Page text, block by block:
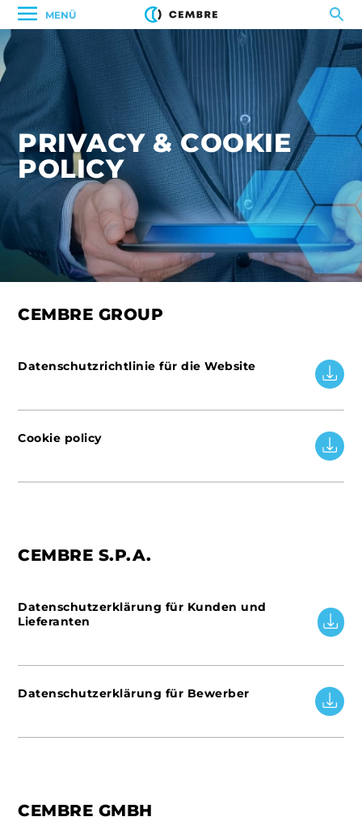
MENÜ
PRIVACY & COOKIE
POLICY
CEMBRE GROUP
Datenschutzrichtlinie für die Website
Cookie policy
CEMBRE S.P.A.
Datenschutzerklärung für Kunden und
Lieferanten
Datenschutzerklärung für Bewerber
CEMBRE GMBH